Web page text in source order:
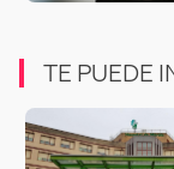
TE PUEDE